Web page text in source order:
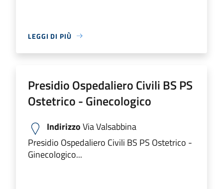
LEGGI DI PIÙ
Presidio Ospedaliero Civili BS PS
Ostetrico - Ginecologico
IndirizzoVia Valsabbina
Presidio Ospedaliero Civili BS PS Ostetrico -
Ginecologico...